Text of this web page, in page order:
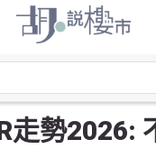
按揭教學
不斷更新】什麼是港元同業拆
走勢2026: